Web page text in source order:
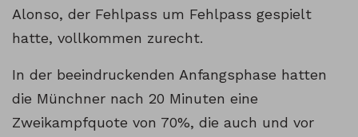
Alonso, der Fehlpass um Fehlpass gespielt
hatte, vollkommen zurecht.
In der beeindruckenden Anfangsphase hatten
die Münchner nach 20 Minuten eine
Zweikampfquote von 70%, die auch und vor